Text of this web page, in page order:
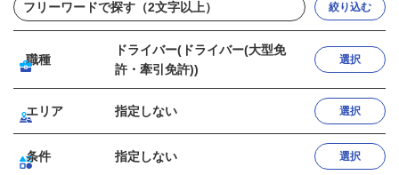
絞り込む
職種
ドライバー(ドライバー(大型免
許・牽引免許))
選択
エリア 指定しない 選択
条件 指定しない 選択